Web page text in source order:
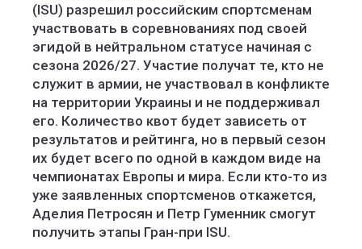
(ISU) разрешил российским спортсменам
участвовать в соревнованиях под своей
эгидой в нейтральном статусе начиная с
сезона 2026/27. Участие получат те, кто не
служит в армии, не участвовал в конфликте
на территории Украины и не поддерживал
его. Количество квот будет зависеть от
результатов и рейтинга, но в первый сезон
их будет всего по одной в каждом виде на
чемпионатах Европы и мира. Если кто-то из
уже заявленных спортсменов откажется,
Аделия Петросян и Петр Гуменник смогут
получить этапы Гран-при ISU.